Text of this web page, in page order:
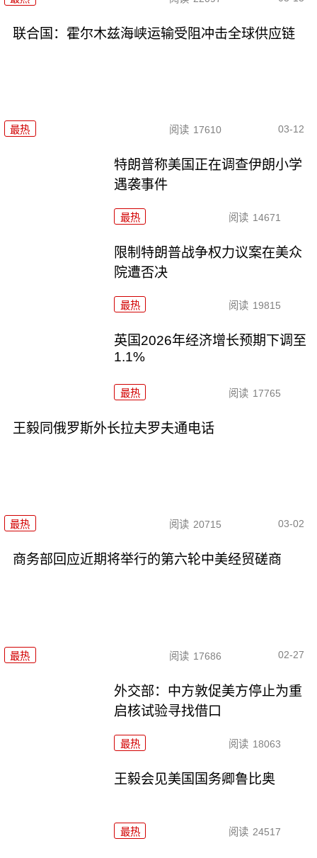
联合国：霍尔木兹海峡运输受阻冲击全球供应链
最热 阅读 17610 03-12
特朗普称美国正在调查伊朗小学
遇袭事件
最热 阅读 14671
限制特朗普战争权力议案在美众
院遭否决
最热 阅读 19815
英国2026年经济增长预期下调至
1.1%
最热 阅读 17765
王毅同俄罗斯外长拉夫罗夫通电话
最热 阅读 20715 03-02
商务部回应近期将举行的第六轮中美经贸磋商
最热 阅读 17686 02-27
外交部：中方敦促美方停止为重
启核试验寻找借口
最热 阅读 18063
王毅会见美国国务卿鲁比奥
最热 阅读 24517